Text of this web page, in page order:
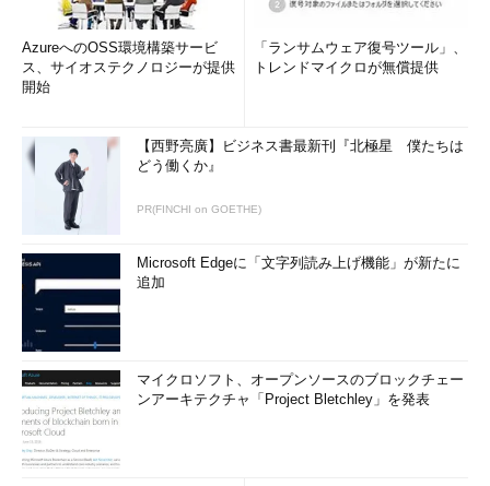
AzureへのOSS環境構築サービ
ス、サイオステクノロジーが提供
開始
「ランサムウェア復号ツール」、
トレンドマイクロが無償提供
【西野亮廣】ビジネス書最新刊『北極星 僕たちは
どう働くか』
PR(FINCHI on GOETHE)
Microsoft Edgeに「文字列読み上げ機能」が新たに
追加
マイクロソフト、オープンソースのブロックチェー
ンアーキテクチャ「Project Bletchley」を発表